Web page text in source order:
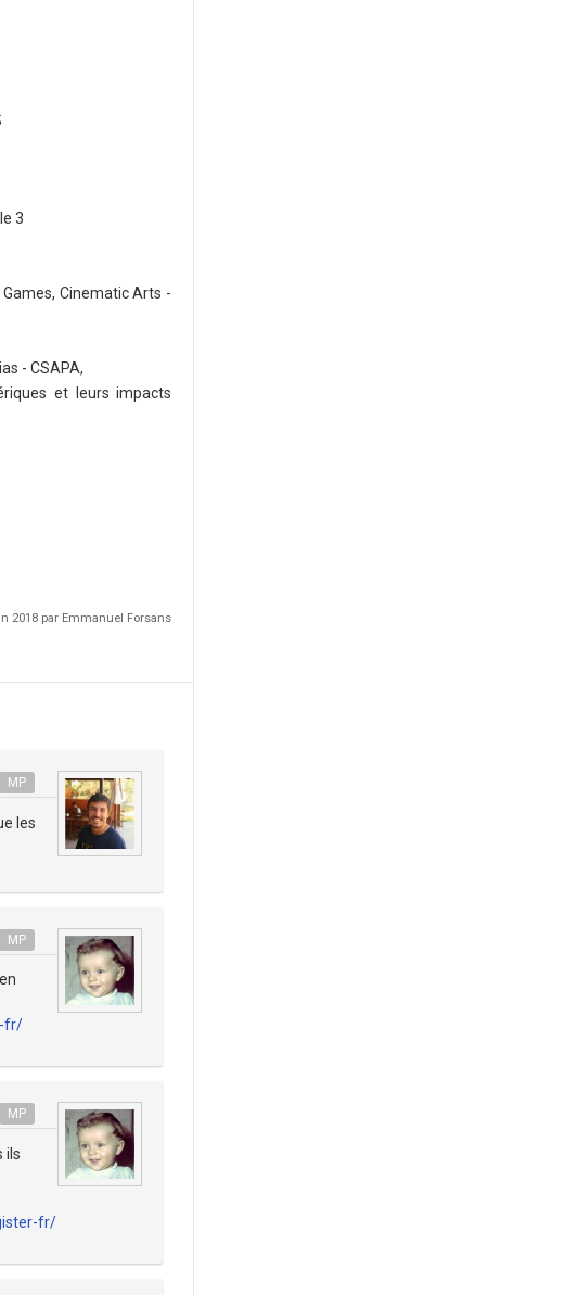
3
Cinematic Arts -
- CSAPA,
et leurs impacts
2018 par Emmanuel Forsans
MP
les
MP
fr/
MP
ils
fr/